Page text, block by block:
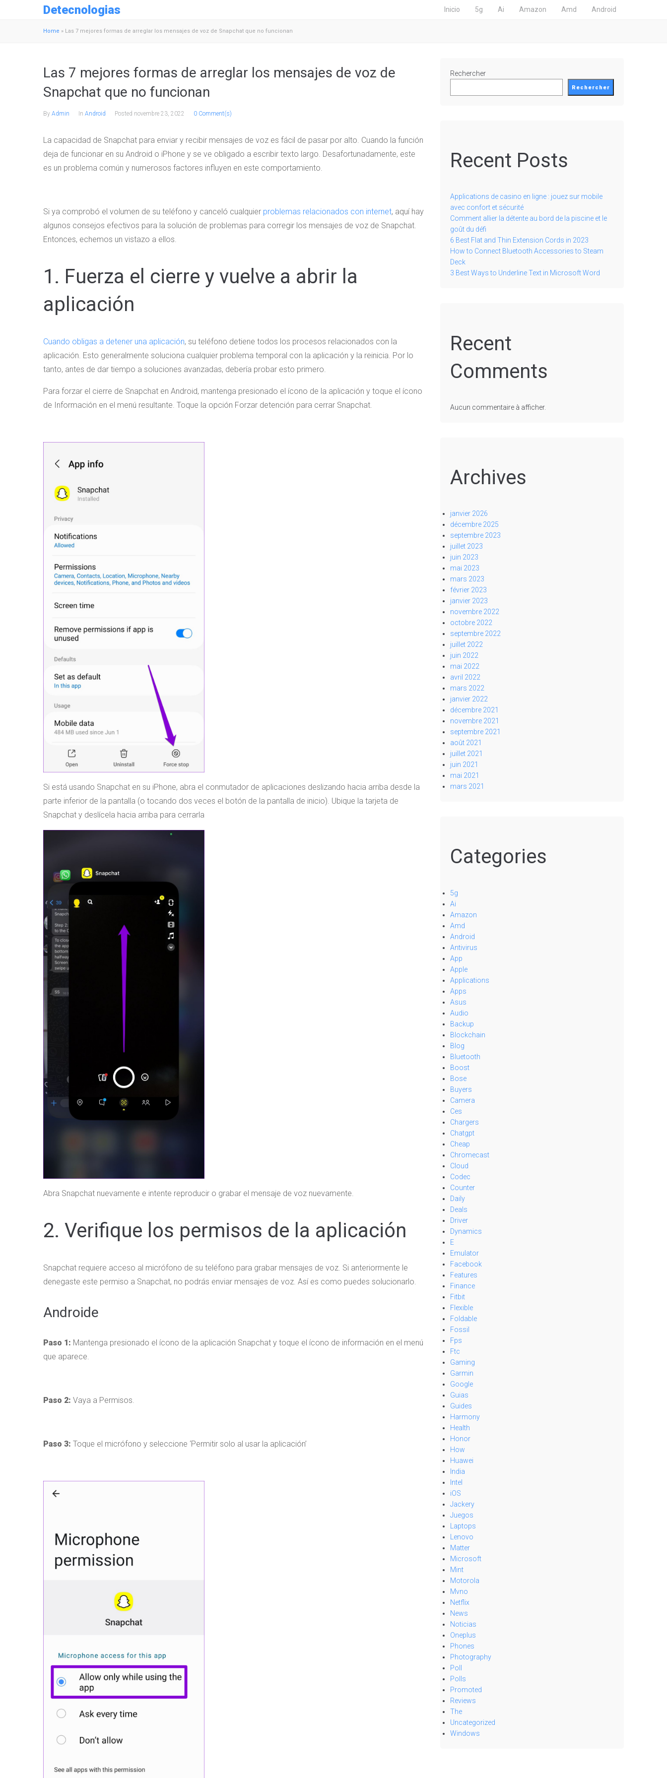
Detecnologias Inicio 5g Ai Amazon Amd Android
Home » Las 7 mejores formas de arreglar los mensajes de voz de Snapchat que no funcionan
Las 7 mejores formas de arreglar los mensajes de voz de
Snapchat que no funcionan
By Admin In Android Posted novembre 23, 2022 0 Comment(s)
La capacidad de Snapchat para enviar y recibir mensajes de voz es fácil de pasar por alto. Cuando la función
deja de funcionar en su Android o iPhone y se ve obligado a escribir texto largo. Desafortunadamente, este
es un problema común y numerosos factores influyen en este comportamiento.
Si ya comprobó el volumen de su teléfono y canceló cualquier problemas relacionados con internet, aquí hay
algunos consejos efectivos para la solución de problemas para corregir los mensajes de voz de Snapchat.
Entonces, echemos un vistazo a ellos.
1. Fuerza el cierre y vuelve a abrir la
aplicación
Cuando obligas a detener una aplicación, su teléfono detiene todos los procesos relacionados con la
aplicación. Esto generalmente soluciona cualquier problema temporal con la aplicación y la reinicia. Por lo
tanto, antes de dar tiempo a soluciones avanzadas, debería probar esto primero.
Para forzar el cierre de Snapchat en Android, mantenga presionado el ícono de la aplicación y toque el ícono
de Información en el menú resultante. Toque la opción Forzar detención para cerrar Snapchat.
Si está usando Snapchat en su iPhone, abra el conmutador de aplicaciones deslizando hacia arriba desde la
parte inferior de la pantalla (o tocando dos veces el botón de la pantalla de inicio). Ubique la tarjeta de
Snapchat y deslícela hacia arriba para cerrarla
Abra Snapchat nuevamente e intente reproducir o grabar el mensaje de voz nuevamente.
2. Verifique los permisos de la aplicación
Snapchat requiere acceso al micrófono de su teléfono para grabar mensajes de voz. Si anteriormente le
denegaste este permiso a Snapchat, no podrás enviar mensajes de voz. Así es como puedes solucionarlo.
Androide
Paso 1: Mantenga presionado el ícono de la aplicación Snapchat y toque el ícono de información en el menú
que aparece.
Paso 2: Vaya a Permisos.
Paso 3: Toque el micrófono y seleccione ‘Permitir solo al usar la aplicación’
Rechercher
Rechercher
Recent Posts
Applications de casino en ligne : jouez sur mobile
avec confort et sécurité
Comment allier la détente au bord de la piscine et le
goût du défi
6 Best Flat and Thin Extension Cords in 2023
How to Connect Bluetooth Accessories to Steam
Deck
3 Best Ways to Underline Text in Microsoft Word
Recent
Comments
Aucun commentaire à afficher.
Archives
janvier 2026
décembre 2025
septembre 2023
juillet 2023
juin 2023
mai 2023
mars 2023
février 2023
janvier 2023
novembre 2022
octobre 2022
septembre 2022
juillet 2022
juin 2022
mai 2022
avril 2022
mars 2022
janvier 2022
décembre 2021
novembre 2021
septembre 2021
août 2021
juillet 2021
juin 2021
mai 2021
mars 2021
Categories
5g
Ai
Amazon
Amd
Android
Antivirus
App
Apple
Applications
Apps
Asus
Audio
Backup
Blockchain
Blog
Bluetooth
Boost
Bose
Buyers
Camera
Ces
Chargers
Chatgpt
Cheap
Chromecast
Cloud
Codec
Counter
Daily
Deals
Driver
Dynamics
E
Emulator
Facebook
Features
Finance
Fitbit
Flexible
Foldable
Fossil
Fps
Ftc
Gaming
Garmin
Google
Guias
Guides
Harmony
Health
Honor
How
Huawei
India
Intel
iOS
Jackery
Juegos
Laptops
Lenovo
Matter
Microsoft
Mint
Motorola
Mvno
Netflix
News
Noticias
Oneplus
Phones
Photography
Poll
Polls
Promoted
Reviews
The
Uncategorized
Windows